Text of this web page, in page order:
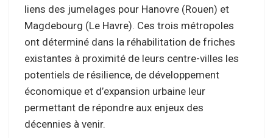
liens des jumelages pour Hanovre (Rouen) et
Magdebourg (Le Havre). Ces trois métropoles
ont déterminé dans la réhabilitation de friches
existantes à proximité de leurs centre-villes les
potentiels de résilience, de développement
économique et d’expansion urbaine leur
permettant de répondre aux enjeux des
décennies à venir.